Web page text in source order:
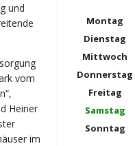
und
vom
Heiner
im
Montag
Dienstag
Mittwoch
Donnerstag
Freitag
Samstag
Sonntag